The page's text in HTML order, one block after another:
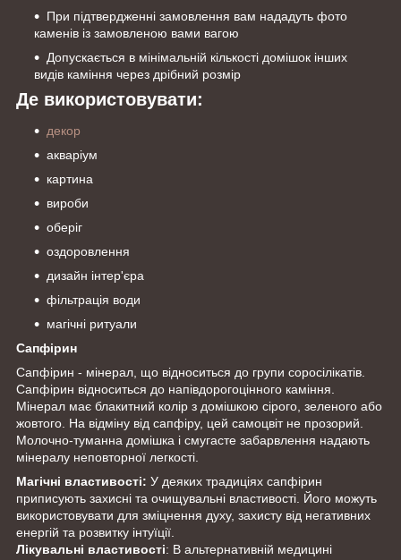
При підтвердженні замовлення вам нададуть фото
каменів із замовленою вами вагою
Допускається в мінімальній кількості домішок інших
видів каміння через дрібний розмір
Де використовувати:
декор
акваріум
картина
вироби
оберіг
оздоровлення
дизайн інтер'єра
фільтрація води
магічні ритуали
Сапфірин
Сапфірин - мінерал, що відноситься до групи соросілікатів.
Сапфірин відноситься до напівдорогоцінного каміння.
Мінерал має блакитний колір з домішкою сірого, зеленого або
жовтого. На відміну від сапфіру, цей самоцвіт не прозорий.
Молочно-туманна домішка і смугасте забарвлення надають
мінералу неповторної легкості.
Магічні властивості: У деяких традиціях сапфірин
приписують захисні та очищувальні властивості. Його можуть
використовувати для зміцнення духу, захисту від негативних
енергій та розвитку інтуїції.
Лікувальні властивості: В альтернативній медицині